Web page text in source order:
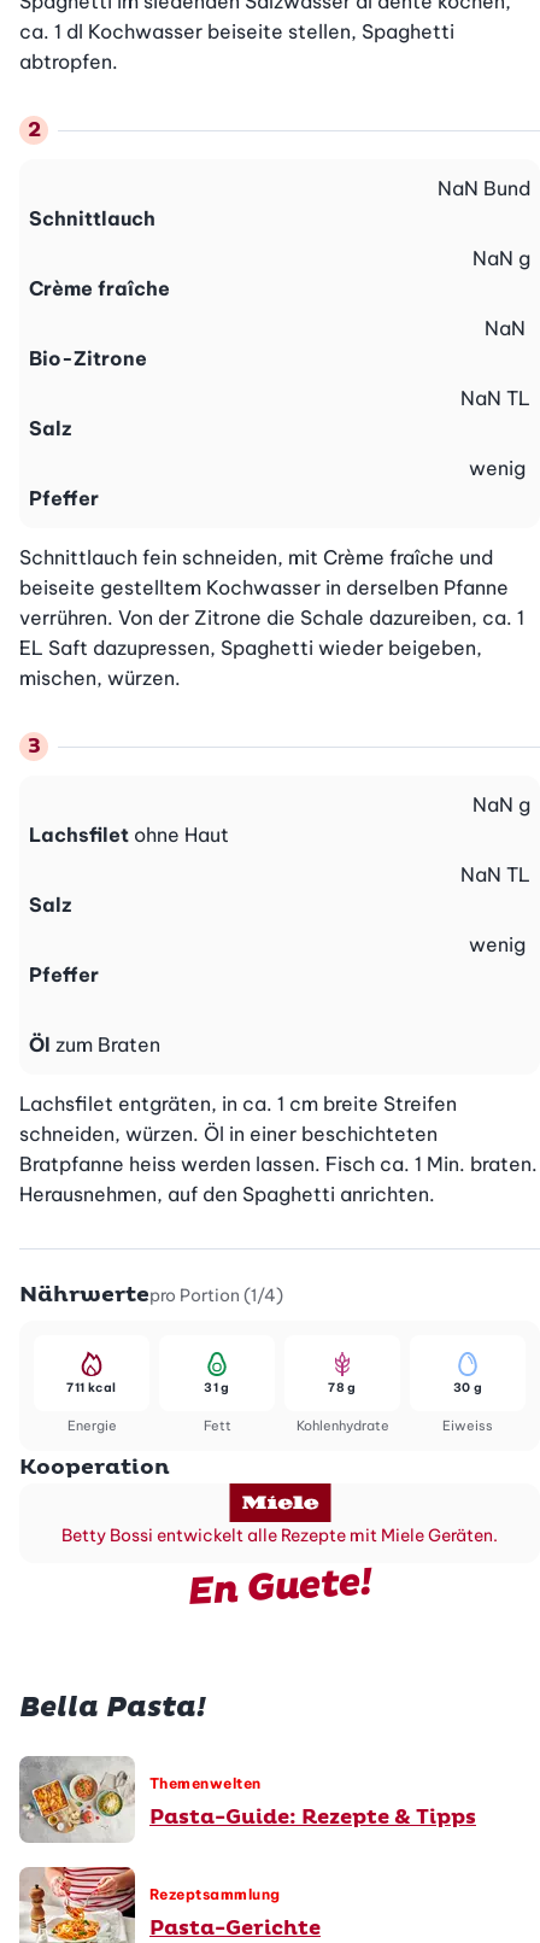
ca. 1 dl Kochwasser beiseite stellen, Spaghetti
abtropfen.
Schnittlauch
NaN Bund
Crème fraîche
NaN g
Bio-Zitrone
NaN
Salz
NaN TL
Pfeffer
wenig
Schnittlauch fein schneiden, mit Crème fraîche und
beiseite gestelltem Kochwasser in derselben Pfanne
verrühren. Von der Zitrone die Schale dazureiben, ca. 1
EL Saft dazupressen, Spaghetti wieder beigeben,
mischen, würzen.
Lachsfilet ohne Haut
NaN g
Salz
NaN TL
Pfeffer
wenig
Öl zum Braten
Lachsfilet entgräten, in ca. 1 cm breite Streifen
schneiden, würzen. Öl in einer beschichteten
Bratpfanne heiss werden lassen. Fisch ca. 1 Min. braten.
Herausnehmen, auf den Spaghetti anrichten.
Nährwertepro Portion (1/4)
Energie
711 kcal
Fett
31 g
Kohlenhydrate
78 g
Eiweiss
30 g
Kooperation
Betty Bossi entwickelt alle Rezepte mit Miele Geräten.
En Guete!
Bella Pasta!
Themenwelten
Pasta-Guide: Rezepte & Tipps
Rezeptsammlung
Pasta-Gerichte